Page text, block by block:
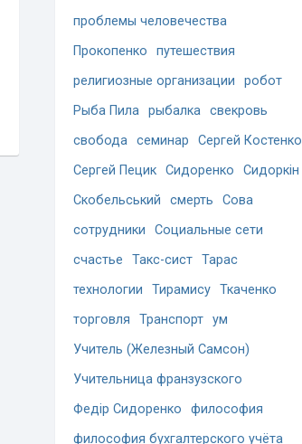
проблемы человечества
Прокопенко
путешествия
религиозные организации
робот
Рыба Пила рыбалка свекровь
свобода семинар
Сергей Костенко
Сергей Пецик Сидоренко
Сидоркін
Скобельський
смерть
Сова
сотрудники
Социальные сети
счастье
Такс-сист Тарас
технологии
Тирамису Ткаченко
торговля
Транспорт ум
Учитель (Железный Самсон)
Учительница франзузского
Федір Сидоренко
философия
философия бухгалтерского учёта